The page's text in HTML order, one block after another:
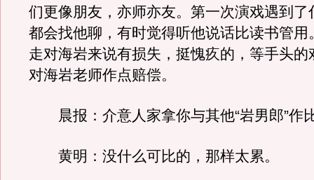
们更像朋友，亦师亦友。第一次演戏遇到了
都会找他聊，有时觉得听他说话比读书管用
走对海岩来说有损失，挺愧疚的，等手头的
对海岩老师作点赔偿。
晨报：介意人家拿你与其他“岩男郎”作
黄明：没什么可比的，那样太累。